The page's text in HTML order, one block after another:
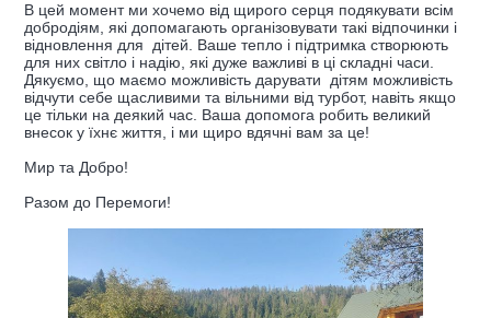
В цей момент ми хочемо від щирого серця подякувати всім
добродіям, які допомагають організовувати такі відпочинки і
відновлення для дітей. Ваше тепло і підтримка створюють
для них світло і надію, які дуже важливі в ці складні часи.
Дякуємо, що маємо можливість дарувати дітям можливість
відчути себе щасливими та вільними від турбот, навіть якщо
це тільки на деякий час. Ваша допомога робить великий
внесок у їхнє життя, і ми щиро вдячні вам за це!
Мир та Добро!
Разом до Перемоги!